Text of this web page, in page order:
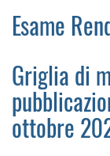
Esame
Griglia di
ottobre